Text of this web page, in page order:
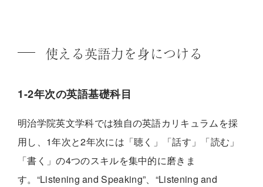
使える英語力を身につける
1-2年次の英語基礎科目
明治学院英文学科では独自の英語カリキュラムを採
用し、1年次と2年次には「聴く」「話す」「読む」
「書く」の4つのスキルを集中的に磨きま
す。“Listening and Speaking”、“Listening and